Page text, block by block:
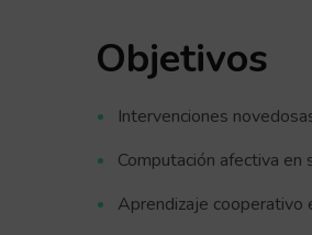
Objetivos
Intervenciones
Computación afectiva en
Aprendizaje cooperativo